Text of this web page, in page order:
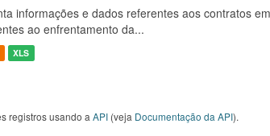
informações e dados referentes aos contratos
ao enfrentamento da...
XLS
registros usando a API (veja Documentação da API).